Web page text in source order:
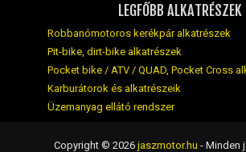
LEGFŐBB ALKATRÉSZEK
Robbanómotoros kerékpár alkatrészek
Pit-bike, dirt-bike alkatrészek
Pocket bike / ATV / QUAD, Pocket Cross
Karburátorok és alkatrészeik
Üzemanyag ellátó rendszer
Copyright © 2026 jaszmotor.hu - Minden